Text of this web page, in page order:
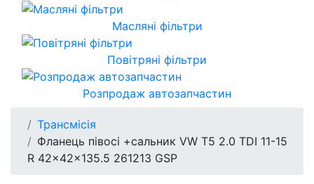
Масляні фільтри
Повітряні фільтри
Розпродаж автозапчастин
Трансмісія
Фланець півосі +сальник VW T5 2.0 TDI 11-15
R 42x42x135.5 261213 GSP